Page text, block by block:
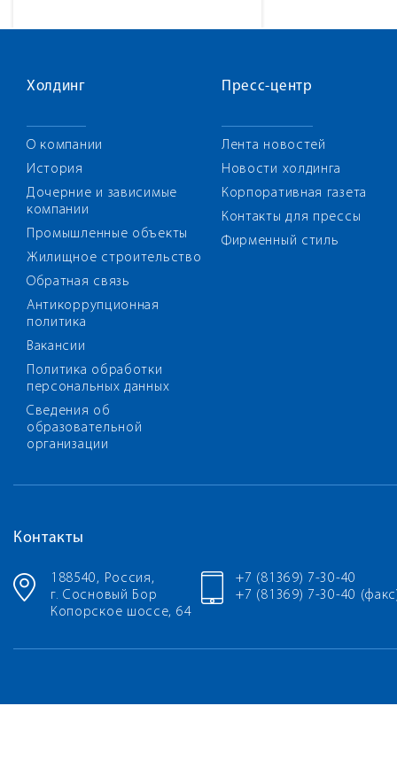
Холдинг
О компании
История
Дочерние и зависимые
компании
Промышленные объекты
Жилищное строительство
Обратная связь
Антикоррупционная
политика
Вакансии
Политика обработки
персональных данных
Сведения об
образовательной
организации
Пресс-центр
Лента новостей
Новости холдинга
Корпоративная газета
Контакты для прессы
Фирменный стиль
Контакты
188540, Россия,
г. Сосновый Бор
Копорское шоссе, 64
+7 (81369) 7-30-40
+7 (81369) 7-30-40